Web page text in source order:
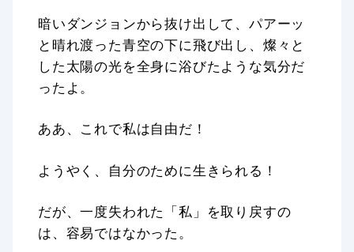
暗いダンジョンから抜け出して、パアーッ
と晴れ渡った青空の下に飛び出し、燦々と
した太陽の光を全身に浴びたような気分だ
ったよ。
ああ、これで私は自由だ！
ようやく、自分のために生きられる！
だが、一度失われた「私」を取り戻すの
は、容易ではなかった。